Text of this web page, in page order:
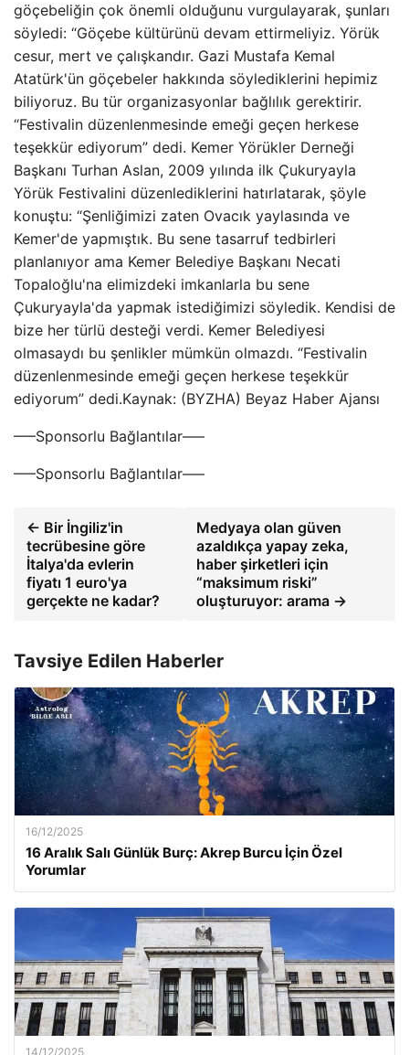
göçebeliğin çok önemli olduğunu vurgulayarak, şunları
söyledi: “Göçebe kültürünü devam ettirmeliyiz. Yörük
cesur, mert ve çalışkandır. Gazi Mustafa Kemal
Atatürk'ün göçebeler hakkında söylediklerini hepimiz
biliyoruz. Bu tür organizasyonlar bağlılık gerektirir.
“Festivalin düzenlenmesinde emeği geçen herkese
teşekkür ediyorum” dedi. Kemer Yörükler Derneği
Başkanı Turhan Aslan, 2009 yılında ilk Çukuryayla
Yörük Festivalini düzenlediklerini hatırlatarak, şöyle
konuştu: “Şenliğimizi zaten Ovacık yaylasında ve
Kemer'de yapmıştık. Bu sene tasarruf tedbirleri
planlanıyor ama Kemer Belediye Başkanı Necati
Topaloğlu'na elimizdeki imkanlarla bu sene
Çukuryayla'da yapmak istediğimizi söyledik. Kendisi de
bize her türlü desteği verdi. Kemer Belediyesi
olmasaydı bu şenlikler mümkün olmazdı. “Festivalin
düzenlenmesinde emeği geçen herkese teşekkür
ediyorum” dedi.Kaynak: (BYZHA) Beyaz Haber Ajansı
—–Sponsorlu Bağlantılar—–
—–Sponsorlu Bağlantılar—–
← Bir İngiliz'in
tecrübesine göre
İtalya'da evlerin
fiyatı 1 euro'ya
gerçekte ne kadar?
Medyaya olan güven
azaldıkça yapay zeka,
haber şirketleri için
“maksimum riski”
oluşturuyor: arama →
Tavsiye Edilen Haberler
16/12/2025
16 Aralık Salı Günlük Burç: Akrep Burcu İçin Özel
Yorumlar
14/12/2025